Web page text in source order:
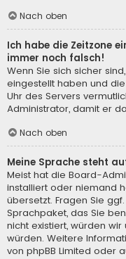
Nach oben
Ich habe die Zeitzone
immer noch falsch!
Wenn Sie sich sicher
eingestellt haben und
Uhr des Servers
Administrator, damit er
Nach oben
Meine Sprache steht
Meist hat die Board-
installiert oder niemand
übersetzt. Fragen Sie
Sprachpaket, das Sie
nicht existiert, würden
würden. Weitere
von phpBB Limited oder